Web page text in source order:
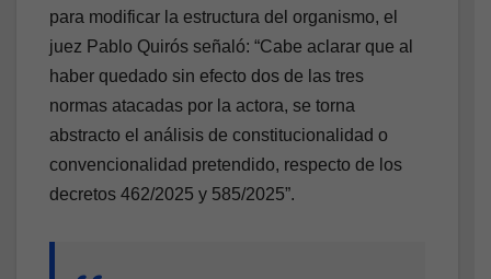
para modificar la estructura del organismo, el
juez Pablo Quirós señaló: “Cabe aclarar que al
haber quedado sin efecto dos de las tres
normas atacadas por la actora, se torna
abstracto el análisis de constitucionalidad o
convencionalidad pretendido, respecto de los
decretos 462/2025 y 585/2025”.